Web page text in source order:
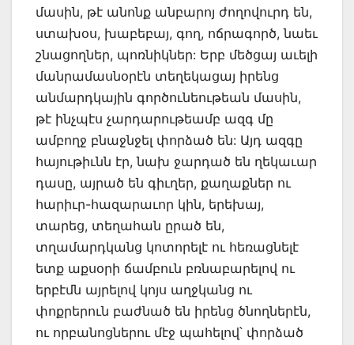
մասին, թէ անոնք անբարոյ ժողովուրդ են,
ստախօս, խաբեբայ, գող, ոճրագործ, նաեւ
շնացողներ, պոռնիկներ: Երբ մեծցայ աւելի
մանրամասնօրէն տեղեկացայ իրենց
անմարդկային գործունեութեան մասին,
թէ ինչպէս չարդարութեամբ ազգ մը
ամբողջ բնաջնջել փորձած են: Այդ ազգը
հայութիւնն էր, նախ ջարդած են ղեկաւար
դասը, այրած են գիւղեր, քաղաքներ ու
հարիւր-հազարաւոր կին, երեխայ,
տարեց, տեղահան ըրած են,
տղամարդկանց կոտորելէ ու հեռացնելէ
ետք աքսօրի ճամբուն բռնաբարելով ու
երբէմն այրելով կոյս աղջկանց ու
փոքրերուն բաժնած են իրենց ծնողներէն,
ու որբանոցներու մէջ պահելով՝ փորձած